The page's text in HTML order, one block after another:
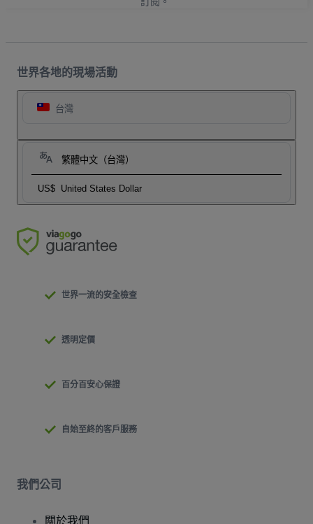
世界各地的現場活動
台灣
繁體中文（台灣）
US$ United States Dollar
世界一流的安全檢查
透明定價
百分百安心保證
自始至終的客戶服務
我們公司
關於我們